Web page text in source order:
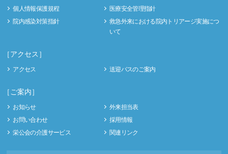
個人情報保護規程
医療安全管理指針
院内感染対策指針
救急外来における院内トリアージ実施につ
いて
［アクセス］
アクセス 送迎バスのご案内
［ご案内］
お知らせ
外来担当表
お問い合わせ
採用情報
栄公会の介護サービス
関連リンク